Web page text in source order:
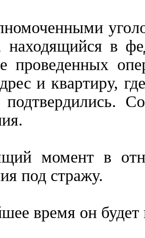
в
проведенных
и квартиру,
подтвердились.
момент в
под стражу.
время он будет